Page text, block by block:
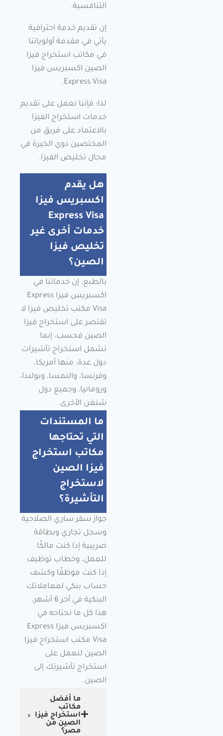
التنافسية.
إن تقديم خدمة احترافية
يأتي في مقدمة أولوياتنا
في مكاتب استخراج فيزا
الصين اكسبريس فيزا
Express Visa.
لذا؛ فإننا نعمل على تقديم
خدمات استخراج الفيزا
بالاعتماد على فريق من
المختصين ذوي الخبرة في
مجال تخليص الفيزا.
هل يقدم
اكسبريس فيزا
Express Visa
خدمات أخرى غير
تخليص فيزا
الصين؟
بالطبع، إن خدماتنا في
اكسبريس فيزا Express
Visa مكتب تخليص فيزا لا
تقتصر على استخراج فيزا
الصين فحسب، إنما
تشمل استخراج تأشيرات
دول عدة، منها أمريكا،
وفرنسا، والنمسا، وبولندا،
ورومانيا، وجميع دول
شنغن الأخرى.
ما المستندات
التي تحتاجها
مكاتب استخراج
فيزا الصين
لاستخراج
التأشيرة؟
جواز سفر ساري الصلاحية
وسجل تجاري وبطاقة
ضريبية إذا كنت مالكًا
للعمل، وخطاب توظيف
إذا كنت موظفًا وكشف
حساب بنكي لمعاملاتك
البنكية في أخر 6 أشهر،
هذا كل ما نحتاجه في
اكسبريس فيزا Express
Visa مكتب استخراج فيزا
الصين لنعمل على
استخراج تأشيرتك إلى
الصين.
ما أفضل
مكاتب
استخراج فيزا
الصين من
مصر؟